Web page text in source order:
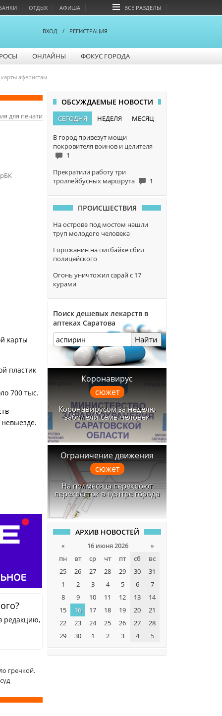
ОТДЫХ АФИША ВСЕ РАЗДЕЛЫ
ВХОД / РЕГИСТРАЦИЯ
ОНЛАЙНЫ ФОКУС ГОРОДА
аферистам
для печати
карты
пластик
700 тыс.
редакцию,
гречкой.
ОБСУЖДАЕМЫЕ НОВОСТИ
СЕГОДНЯ НЕДЕЛЯ МЕСЯЦ
В город привезут мощи
покровителя воинов и целителя
1
Прекратили работу три
троллейбусных маршрута
1
ПРОИСШЕСТВИЯ
На острове под мостом нашли
труп молодого человека
Горожанин на питбайке сбил
полицейского
Огонь уничтожил сарай с 17
курами
Поиск дешевых лекарств в
аптеках Саратова
Найти
Коронавирус
сюжет
Коронавирусом за неделю
заболели семь человек
Ограничение движения
сюжет
На полмесяца перекроют
перекрёсток в центре города
АРХИВ НОВОСТЕЙ
« 16 июня 2026
»
пн
вт ср чт пт сб
вс
25
26 27 28 29 30
31
1
2 3 4 5 6
7
8
9 10 11 12 13
14
15
16 17 18 19 20
21
22
23 24 25 26 27
28
29
30 1 2 3 4 5